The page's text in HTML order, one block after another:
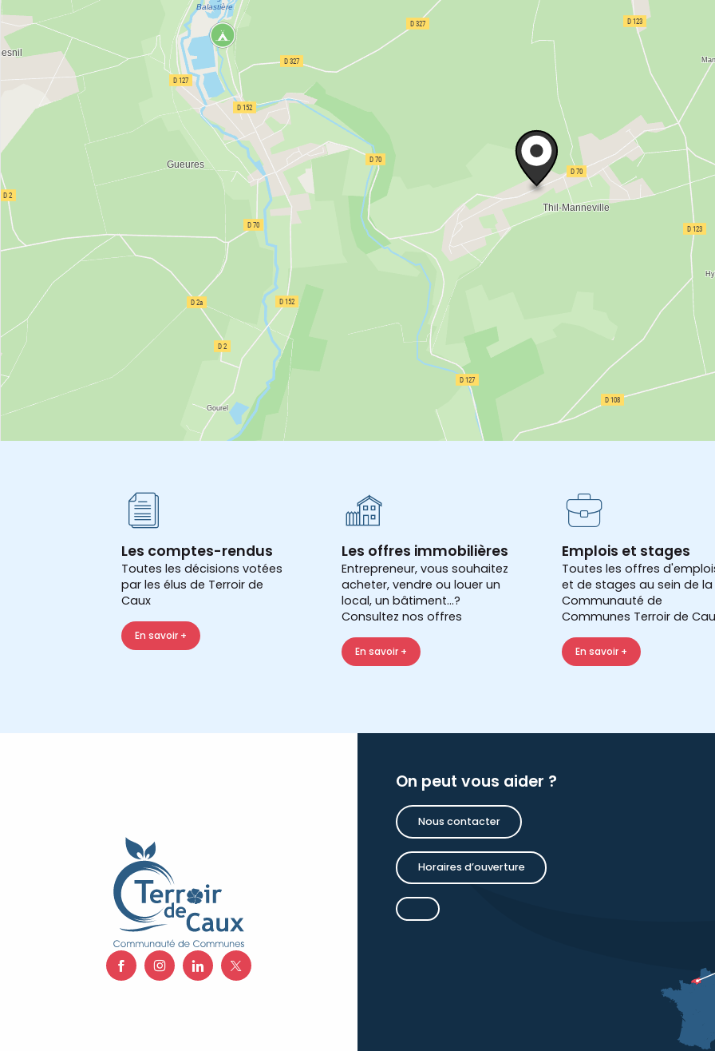
Les comptes-rendus
Toutes les décisions votées
par les élus de Terroir de
Caux
En savoir +
Les offres immobilières
Entrepreneur, vous souhaitez
acheter, vendre ou louer un
local, un bâtiment...?
Consultez nos offres
En savoir +
Emplois et stages
Toutes les offres
et de stages au sein de la
Communauté de
Communes Terroir de
En savoir +
On peut vous aider ?
Nous contacter
Horaires d’ouverture